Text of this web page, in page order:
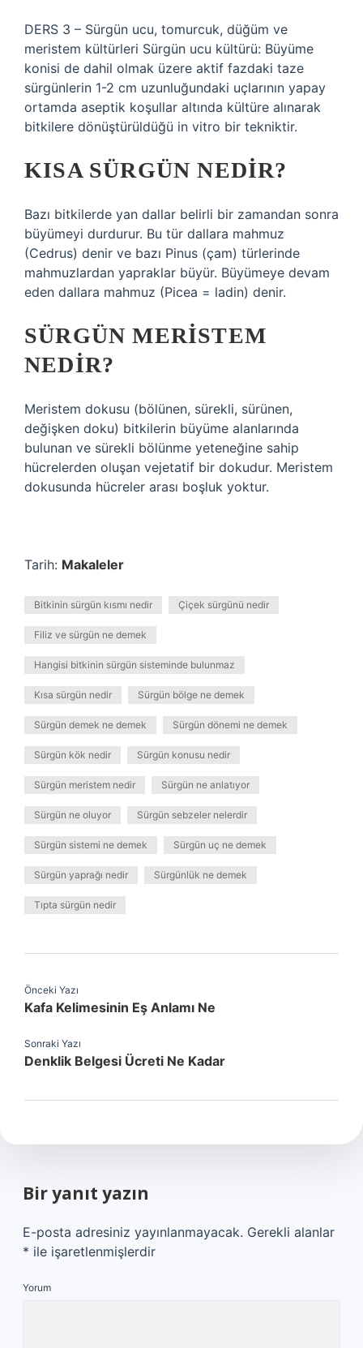
DERS 3 – Sürgün ucu, tomurcuk, düğüm ve
meristem kültürleri Sürgün ucu kültürü: Büyüme
konisi de dahil olmak üzere aktif fazdaki taze
sürgünlerin 1-2 cm uzunluğundaki uçlarının yapay
ortamda aseptik koşullar altında kültüre alınarak
bitkilere dönüştürüldüğü in vitro bir tekniktir.
KISA SÜRGÜN NEDIR?
Bazı bitkilerde yan dallar belirli bir zamandan sonra
büyümeyi durdurur. Bu tür dallara mahmuz
(Cedrus) denir ve bazı Pinus (çam) türlerinde
mahmuzlardan yapraklar büyür. Büyümeye devam
eden dallara mahmuz (Picea = ladin) denir.
SÜRGÜN MERISTEM
NEDIR?
Meristem dokusu (bölünen, sürekli, sürünen,
değişken doku) bitkilerin büyüme alanlarında
bulunan ve sürekli bölünme yeteneğine sahip
hücrelerden oluşan vejetatif bir dokudur. Meristem
dokusunda hücreler arası boşluk yoktur.
Tarih: Makaleler
Bitkinin sürgün kısmı nedir Çiçek sürgünü nedir
Filiz ve sürgün ne demek
Hangisi bitkinin sürgün sisteminde bulunmaz
Kısa sürgün nedir Sürgün bölge ne demek
Sürgün demek ne demek Sürgün dönemi ne demek
Sürgün kök nedir Sürgün konusu nedir
Sürgün meristem nedir Sürgün ne anlatıyor
Sürgün ne oluyor Sürgün sebzeler nelerdir
Sürgün sistemi ne demek Sürgün uç ne demek
Sürgün yaprağı nedir Sürgünlük ne demek
Tıpta sürgün nedir
Önceki Yazı
Kafa Kelimesinin Eş Anlamı Ne
Sonraki Yazı
Denklik Belgesi Ücreti Ne Kadar
Bir yanıt yazın
E-posta adresiniz yayınlanmayacak. Gerekli alanlar
* ile işaretlenmişlerdir
Yorum